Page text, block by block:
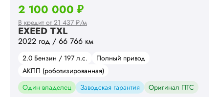
EXEED TXL
2022 год / 66 766 км
2.0 Бензин / 197 л.с.
Полный привод
АКПП (роботизированная)
Один владелец
Заводская гарантия Оригинал ПТС
2 100 000 ₽
В кредит от 21 437 ₽/м